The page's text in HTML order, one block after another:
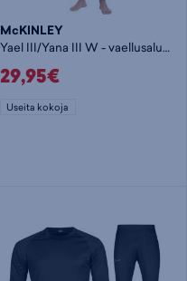
McKINLEY
Yael III/Yana III W - vaellusalusasu
29,95€
Useita kokoja